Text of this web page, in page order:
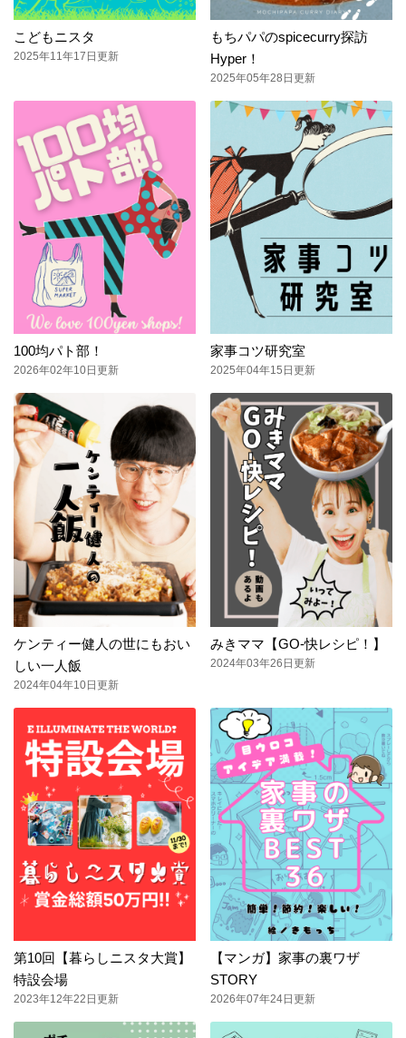
こどもニスタ
2025年11年17日更新
もちパパのspicecurry探訪
Hyper！
2025年05年28日更新
100均パト部！
2026年02年10日更新
家事コツ研究室
2025年04年15日更新
ケンティー健人の世にもおい
しい一人飯
2024年04年10日更新
みきママ【GO-快レシピ！】
2024年03年26日更新
第10回【暮らしニスタ大賞】
特設会場
2023年12年22日更新
【マンガ】家事の裏ワザ
STORY
2026年07年24日更新